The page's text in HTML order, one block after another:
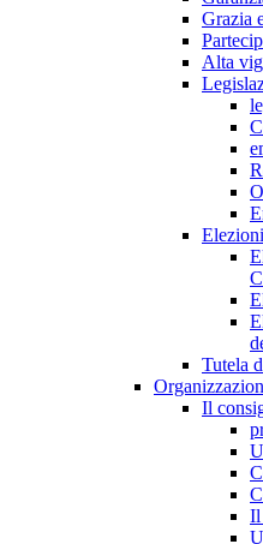
Grazia
Alta
Elezioni
Tutela
Il
Il